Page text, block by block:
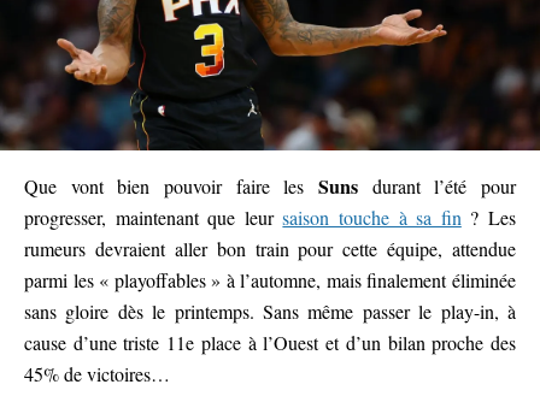
Que vont bien pouvoir faire les Suns durant l’été pour
progresser, maintenant que leursaison touche à sa fin ? Les
rumeurs devraient aller bon train pour cette équipe, attendue
parmi les « playoffables » à l’automne, mais finalement éliminée
sans gloire dès le printemps. Sans même passer le play-in, à
cause d’une triste 11e place à l’Ouest et d’un bilan proche des
45% de victoires…